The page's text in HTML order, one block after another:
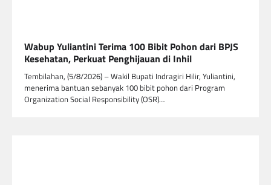
Wabup Yuliantini Terima 100 Bibit Pohon dari BPJS
Kesehatan, Perkuat Penghijauan di Inhil
Tembilahan, (5/8/2026) – Wakil Bupati Indragiri Hilir, Yuliantini,
menerima bantuan sebanyak 100 bibit pohon dari Program
Organization Social Responsibility (OSR)…